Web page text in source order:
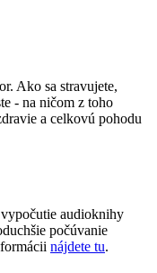
Ako sa stravujete,
- na ničom z toho
a celkovú pohodu
audioknihy
počúvanie
nájdete tu.